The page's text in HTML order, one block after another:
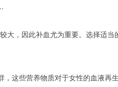
，因此补血尤为重要。选择适当
这些营养物质对于女性的血液再